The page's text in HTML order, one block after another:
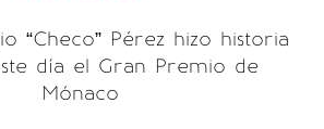
“Checo” Pérez hizo historia
día el Gran Premio de
Mónaco